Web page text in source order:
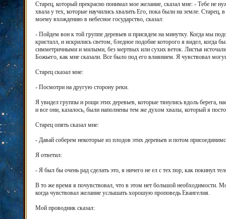
Старец, который прекрасно понимал мое желание, сказал мне: - Тебе не
хвала у тех, которые научились хвалить Его, пока были на земле.
моему вхождению в небесное государство, сказал:
- Пойдем вон к той группе деревьев и присядем на минутку. Когда мы
кристалл, и искрились светом, бледное подобие которого я видел,
симметричными и милыми, без мертвых или сухих веток. Листья источали
Божьего, как мне сказали. Все было под его влиянием. Я чувствовал
Старец сказал мне:
- Посмотри на другую сторону реки.
Я увидел группы и рощи этих деревьев, которые тянулись вдоль берега,
и все они, казалось, были наполнены тем же духом хвалы, который я
Старец опять сказал мне:
- Давай соберем некоторые из плодов этих деревьев и потом
Я ответил:
- Я был бы очень рад сделать это, я ничего не ел с тех пор, как покинул
В то же время я почувствовал, что в этом нет большой необходимости.
когда чувствовал желание услышать хорошую проповедь Евангелия.
Мой проводник сказал: